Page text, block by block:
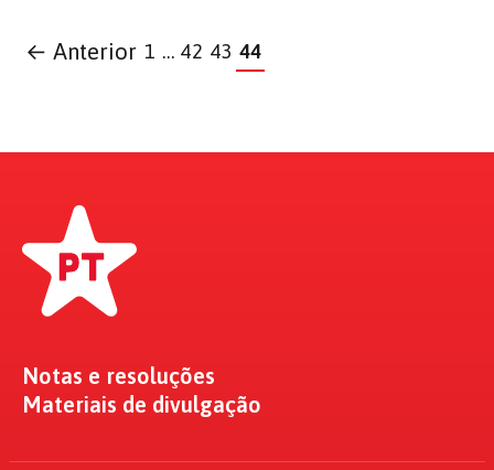
← Anterior 1 … 42 43 44
Notas e resoluções
Materiais de divulgação